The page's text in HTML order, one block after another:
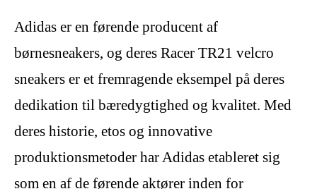
Adidas er en førende producent af
børnesneakers, og deres Racer TR21 velcro
sneakers er et fremragende eksempel på deres
dedikation til bæredygtighed og kvalitet. Med
deres historie, etos og innovative
produktionsmetoder har Adidas etableret sig
som en af de førende aktører inden for